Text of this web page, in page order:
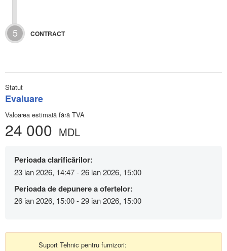
5 CONTRACT
Statut
Evaluare
Valoarea estimată fără TVA
24 000 MDL
Perioada clarificărilor:
23 ian 2026, 14:47 - 26 ian 2026, 15:00
Perioada de depunere a ofertelor:
26 ian 2026, 15:00 - 29 ian 2026, 15:00
Suport Tehnic pentru furnizori: